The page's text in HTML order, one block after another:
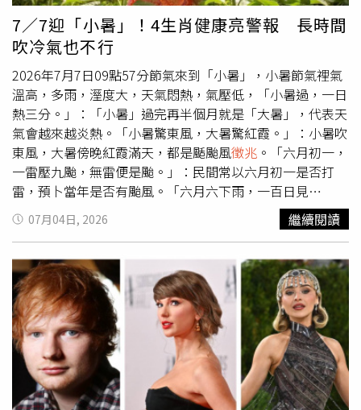
濃稠及心腦血管疾病風險。他建議養成「兩杯黃金補水」習
慣，第一杯是在睡前30分鐘飲用約150至200cc溫開水，有
助降低清晨血液黏稠度，同時也較不容易影響夜間睡眠。第
二杯則是在床頭預先放置一杯溫開水，起床後先在床上活動
四肢約1分鐘，再立即補充水分，有助促進血液循環及腎臟
代謝，降低因缺水引發心腦血管疾病的風險。洪永祥提醒，
尤其是患有三高、經常熬夜或睡眠時容易打呼的族群，更應
建立規律補水習慣，避免因夜間缺水增加心肌梗塞及腦中風
風險。
7／7迎「小暑」！4生肖健康亮警報 長時間
吹冷氣也不行
2026年7月7日09點57分節氣來到「小暑」，小暑節氣裡氣
溫高，多雨，溼度大，天氣悶熱，氣壓低，「小暑過，一日
熱三分。」：「小暑」過完再半個月就是「大暑」，代表天
氣會越來越炎熱。「小暑驚東風，大暑驚紅霞。」：小暑吹
東風，大暑傍晚紅霞滿天，都是颳颱風徵兆 。「六月初一，
一雷壓九颱，無雷便是颱。」：民間常以六月初一是否打
雷，預卜當年是否有颱風。「六月六下雨，一百日見
霜。」：六月六日下雨，占當年秋冬會很冷。 2026年「小
暑」這半個月，健康要注意的生肖是屬牛、馬、羊、鼠，小
感冒、小病痛會特別明顯，慎防脾胃、腸道、消化系統方面
的疾病，要多休養生息，才能保持身體健康，避免激烈運
動，容易扭傷折損。 以下提供食、衣、住、行、育、樂的
「小暑」開運養生及禁忌： 食的開運大法：1.忌單純進補：
「小暑」如果認為身體虛弱急需進補，那就大錯特錯了！因
為進補過早的話，會使暑熱不易消退，或者是本來已經逐漸
消退的暑熱，會再捲土重來，那會讓身體狀況更糟。總之，
在避暑之餘，維護人體正常的陽氣，保護元氣免受傷害，故
「養陽」與「就涼避暑」並不矛盾，目的是一致的。《遵生
07月04日, 2026 繼續閱讀